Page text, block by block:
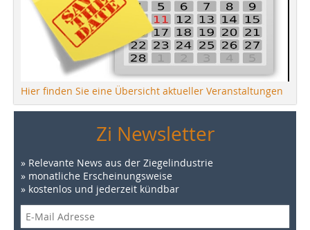
Hier finden Sie eine Übersicht aktueller Veranstaltungen
Zi Newsletter
» Relevante News aus der Ziegelindustrie
» monatliche Erscheinungsweise
» kostenlos und jederzeit kündbar